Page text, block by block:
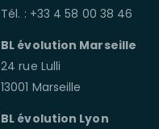
Tél. : +33 4 58 00 38 46
BL évolution Marseille
24 rue Lulli
13001 Marseille
BL évolution Lyon